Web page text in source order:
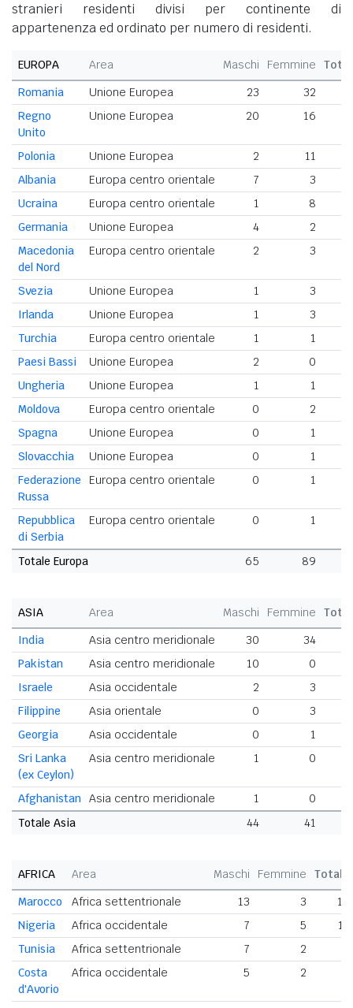
stranieri residenti divisi per continente di
appartenenza ed ordinato per numero di residenti.
EUROPA Area Maschi Femmine
Romania
Unione Europea 23 32
Regno
Unito
Unione Europea 20 16
Polonia Unione Europea 2 11
Albania
Europa centro orientale 7 3
Ucraina
Europa centro orientale 1 8
Germania
Unione Europea 4 2
Macedonia
del Nord
Europa centro orientale 2 3
Svezia Unione Europea 1
3
Irlanda
Unione Europea 1
3
Turchia
Europa centro orientale 1
1
Paesi Bassi
Unione Europea 2
0
Ungheria
Unione Europea 1
1
Moldova
Europa centro orientale 0
2
Spagna
Unione Europea 0
1
Slovacchia
Unione Europea 0
1
Federazione
Russa
Europa centro orientale 0 1
Repubblica
di Serbia
Europa centro orientale 0 1
Totale Europa 65 89
ASIA Area Maschi Femmine
India
Asia centro meridionale 30 34
Pakistan
Asia centro meridionale 10 0
Israele
Asia occidentale 2 3
Filippine
Asia orientale 0
3
Georgia
Asia occidentale 0
1
Sri Lanka
(ex Ceylon)
Asia centro meridionale 1 0
Afghanistan Asia centro meridionale 1
0
Totale Asia
44 41
AFRICA Area Maschi Femmine
Totale
Marocco
Africa settentrionale 13 3
16
Nigeria
Africa occidentale 7 5
12
Tunisia
Africa settentrionale 7 2
Costa
d'Avorio
Africa occidentale 5 2